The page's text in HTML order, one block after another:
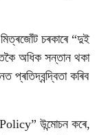
মিত্ৰজোঁট চৰকাৰে “দুই
অধিক সন্তান থকা
প্ৰতিদ্বন্দ্বিতা কৰিব
উন্মোচন কৰে,